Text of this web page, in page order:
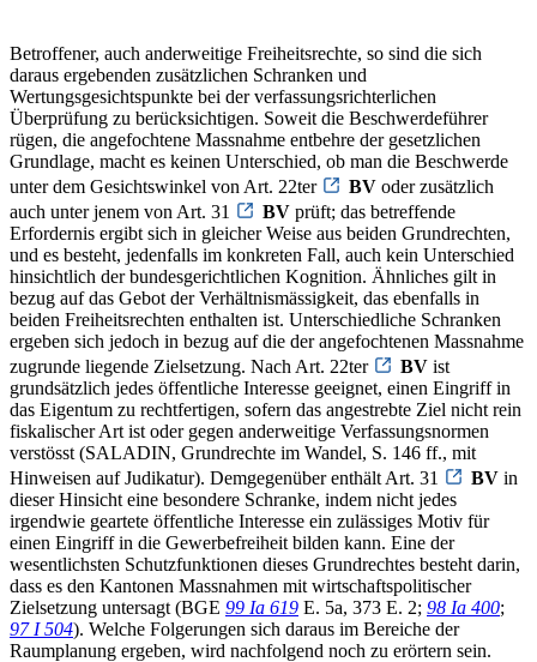
Betroffener, auch anderweitige Freiheitsrechte, so sind die sich
daraus ergebenden zusätzlichen Schranken und
Wertungsgesichtspunkte bei der verfassungsrichterlichen
Überprüfung zu berücksichtigen. Soweit die Beschwerdeführer
rügen, die angefochtene Massnahme entbehre der gesetzlichen
Grundlage, macht es keinen Unterschied, ob man die Beschwerde
unter dem Gesichtswinkel von Art. 22ter
BV oder zusätzlich
auch unter jenem von Art. 31
BV prüft; das betreffende
Erfordernis ergibt sich in gleicher Weise aus beiden Grundrechten,
und es besteht, jedenfalls im konkreten Fall, auch kein Unterschied
hinsichtlich der bundesgerichtlichen Kognition. Ähnliches gilt in
bezug auf das Gebot der Verhältnismässigkeit, das ebenfalls in
beiden Freiheitsrechten enthalten ist. Unterschiedliche Schranken
ergeben sich jedoch in bezug auf die der angefochtenen Massnahme
zugrunde liegende Zielsetzung. Nach Art. 22ter
BV ist
grundsätzlich jedes öffentliche Interesse geeignet, einen Eingriff in
das Eigentum zu rechtfertigen, sofern das angestrebte Ziel nicht rein
fiskalischer Art ist oder gegen anderweitige Verfassungsnormen
verstösst (SALADIN, Grundrechte im Wandel, S. 146 ff., mit
Hinweisen auf Judikatur). Demgegenüber enthält Art. 31
BV in
dieser Hinsicht eine besondere Schranke, indem nicht jedes
irgendwie geartete öffentliche Interesse ein zulässiges Motiv für
einen Eingriff in die Gewerbefreiheit bilden kann. Eine der
wesentlichsten Schutzfunktionen dieses Grundrechtes besteht darin,
dass es den Kantonen Massnahmen mit wirtschaftspolitischer
Zielsetzung untersagt (BGE 99 Ia 619 E. 5a, 373 E. 2; 98 Ia 400;
97 I 504). Welche Folgerungen sich daraus im Bereiche der
Raumplanung ergeben, wird nachfolgend noch zu erörtern sein.